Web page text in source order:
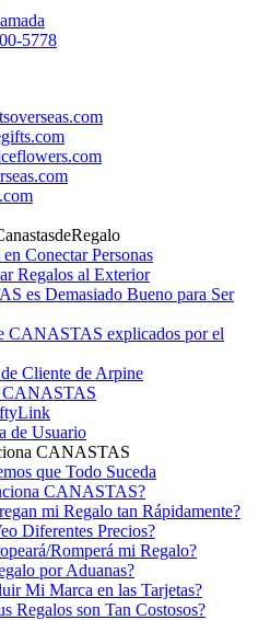
5778
Conectar Personas
Regalos al Exterior
es Demasiado Bueno para Ser
CANASTAS explicados por el
Cliente de Arpine
CANASTAS
de Usuario
CANASTAS
que Todo Suceda
CANASTAS?
mi Regalo tan Rápidamente?
Diferentes Precios?
Romperá mi Regalo?
por Aduanas?
Mi Marca en las Tarjetas?
Regalos son Tan Costosos?